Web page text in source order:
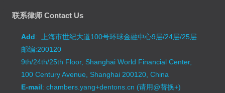
联系律师 Contact Us
Add: 上海市世纪大道100号环球金融中心9层/24层/25层
邮编:200120
9th/24th/25th Floor, Shanghai World Financial Center,
100 Century Avenue, Shanghai 200120, China
E-mail: chambers.yang+dentons.cn (请用@替换+)